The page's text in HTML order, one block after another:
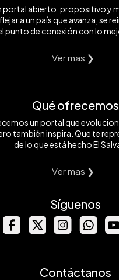
portal abierto, propositivo y
a un país que avanza, se
punto de conexión con lo
Ver mas ❯
Qué ofrecemos
un portal que
también inspira. Que te
de lo que está hecho El
Ver mas ❯
Síguenos
Contáctanos